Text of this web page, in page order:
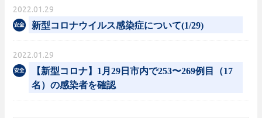
2022.01.29
新型コロナウイルス感染症について(1/29)
2022.01.29
【新型コロナ】1月29日市内で253〜269例目（17
名）の感染者を確認